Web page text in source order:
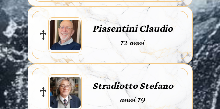
Piasentini Claudio
72 anni
Stradiotto Stefano
anni 79